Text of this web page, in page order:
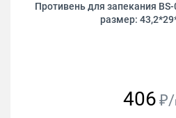
Противень для запекания
размер:
406 ₽/